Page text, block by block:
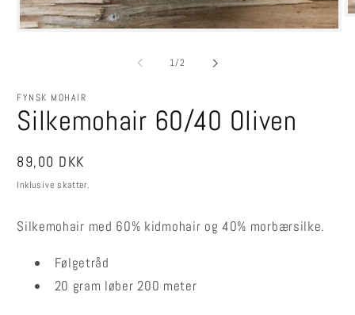
1/af2
FYNSK MOHAIR
Silkemohair 60/40 Oliven
Normalpris
89,00 DKK
Inklusive skatter.
Silkemohair med 60% kidmohair og 40% morbærsilke.
Følgetråd
20 gram løber 200 meter